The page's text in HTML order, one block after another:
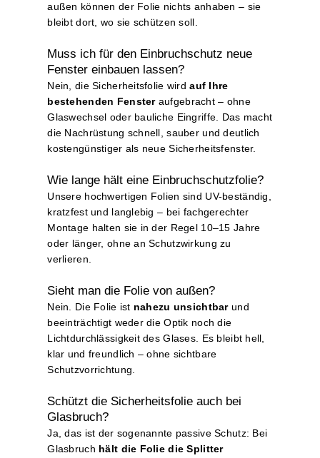
außen können der Folie nichts anhaben – sie
bleibt dort, wo sie schützen soll.
Muss ich für den Einbruchschutz neue
Fenster einbauen lassen?
Nein, die Sicherheitsfolie wirdauf Ihre
bestehenden Fensteraufgebracht – ohne
Glaswechsel oder bauliche Eingriffe. Das macht
die Nachrüstung schnell, sauber und deutlich
kostengünstiger als neue Sicherheitsfenster.
Wie lange hält eine Einbruchschutzfolie?
Unsere hochwertigen Folien sind UV-beständig,
kratzfest und langlebig – bei fachgerechter
Montage halten sie in der Regel 10–15 Jahre
oder länger, ohne an Schutzwirkung zu
verlieren.
Sieht man die Folie von außen?
Nein. Die Folie ist nahezu unsichtbarund
beeinträchtigt weder die Optik noch die
Lichtdurchlässigkeit des Glases. Es bleibt hell,
klar und freundlich – ohne sichtbare
Schutzvorrichtung.
Schützt die Sicherheitsfolie auch bei
Glasbruch?
Ja, das ist der sogenannte passive Schutz: Bei
Glasbruch hält die Folie die Splitter